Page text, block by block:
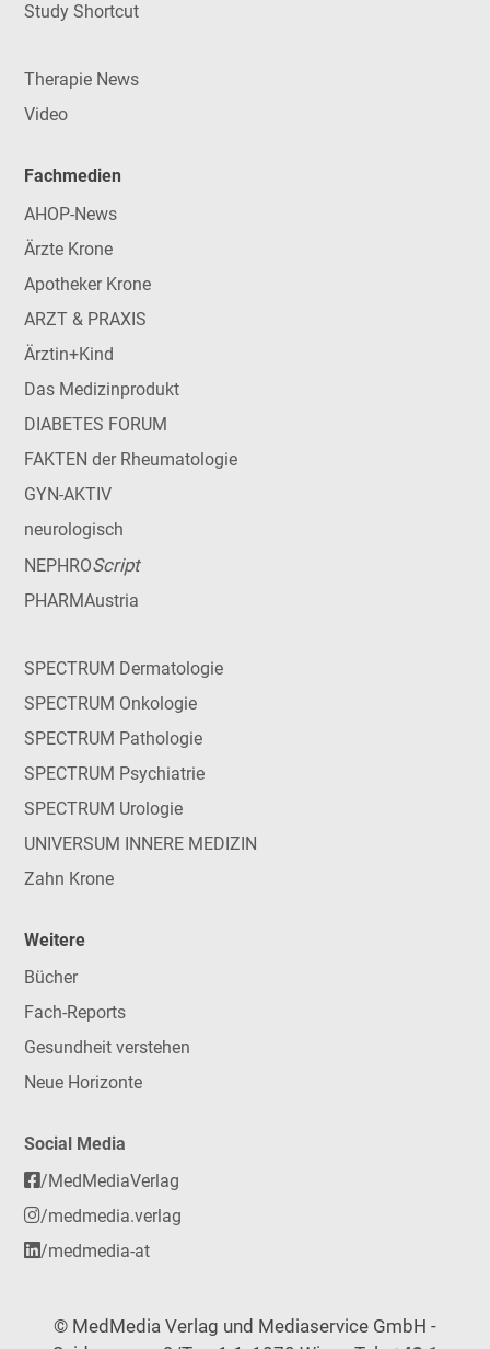
Study Shortcut
Therapie News
Video
Fachmedien
AHOP-News
Ärzte Krone
Apotheker Krone
ARZT & PRAXIS
Ärztin+Kind
Das Medizinprodukt
DIABETES FORUM
FAKTEN der Rheumatologie
GYN-AKTIV
neurologisch
NEPHROScript
PHARMAustria
SPECTRUM Dermatologie
SPECTRUM Onkologie
SPECTRUM Pathologie
SPECTRUM Psychiatrie
SPECTRUM Urologie
UNIVERSUM INNERE MEDIZIN
Zahn Krone
Weitere
Bücher
Fach-Reports
Gesundheit verstehen
Neue Horizonte
Social Media
/MedMediaVerlag
/medmedia.verlag
/medmedia-at
© MedMedia Verlag und Mediaservice GmbH -